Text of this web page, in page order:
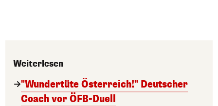
Weiterlesen
"Wundertüte Österreich!" Deutscher
Coach vor ÖFB-Duell